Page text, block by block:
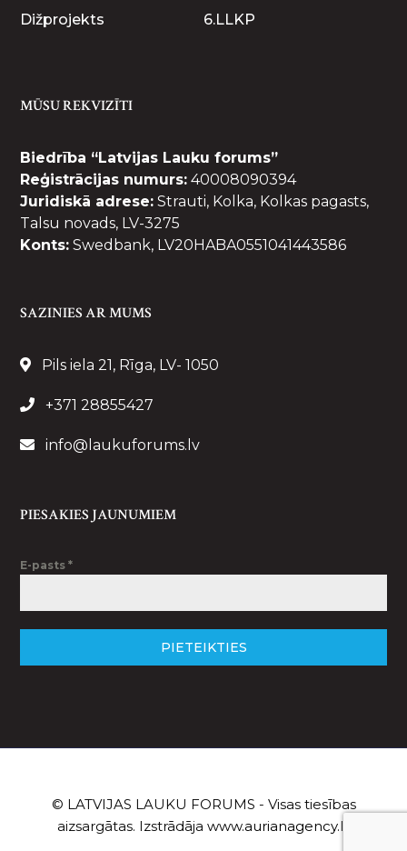
Dižprojekts 6.LLKP
MŪSU REKVIZĪTI
Biedrība “Latvijas Lauku forums”
Reģistrācijas numurs: 40008090394
Juridiskā adrese: Strauti, Kolka, Kolkas pagasts,
Talsu novads, LV-3275
Konts: Swedbank, LV20HABA0551041443586
SAZINIES AR MUMS
Pils iela 21, Rīga, LV- 1050
+371 28855427
info@laukuforums.lv
PIESAKIES JAUNUMIEM
E-pasts*
PIETEIKTIES
© LATVIJAS LAUKU FORUMS - Visas tiesības
aizsargātas. Izstrādāja www.aurianagency.lv